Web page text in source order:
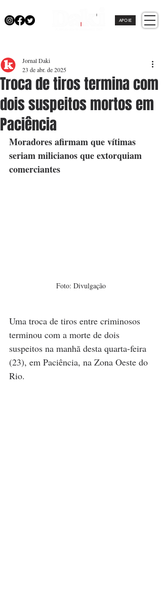
APOIE
Troca de tiros termina com
dois suspeitos mortos em
Paciência
Jornal Daki
23 de abr. de 2025
Moradores afirmam que vítimas
seriam milicianos que extorquiam
comerciantes
Foto: Divulgação
Uma troca de tiros entre criminosos
terminou com a morte de dois
suspeitos na manhã desta quarta-feira
(23), em Paciência, na Zona Oeste do
Rio.